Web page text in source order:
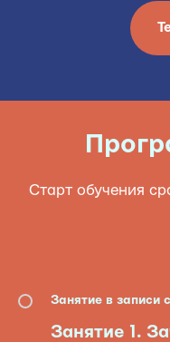
Старт обучения
Занятие в записи
Занятие 1.